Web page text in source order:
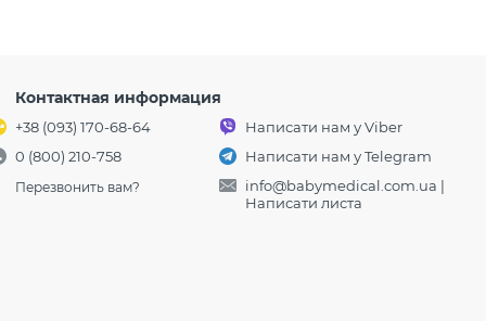
Контактная информация
+38 (093) 170-68-64
0 (800) 210-758
Перезвонить вам?
Написати нам у Viber
Написати нам у Telegram
info@babymedical.com.ua |
Написати листа